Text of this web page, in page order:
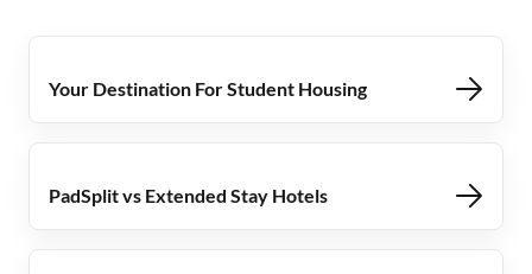
Your Destination For Student Housing
PadSplit vs Extended Stay Hotels